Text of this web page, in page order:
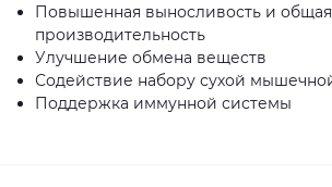
Повышенная выносливость и общая
производительность
Улучшение обмена веществ
Содействие набору сухой
Поддержка иммунной системы